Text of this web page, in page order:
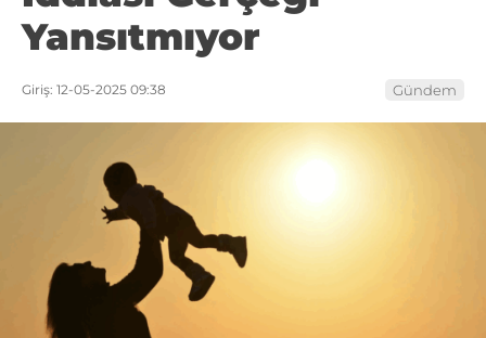
Yansıtmıyor
Giriş: 12-05-2025 09:38 Gündem